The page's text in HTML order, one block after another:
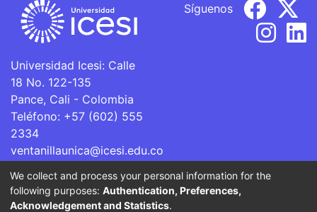
Universidad Icesi: Calle
18 No. 122-135
Pance, Cali - Colombia
Teléfono: +57 (602) 555
2334
ventanillaunica@icesi.edu.co
Síguenos
La Universidad Icesi es una Institución de Educación
Superior que se encuentra sujeta a inspección y vigilancia
We collect and process your personal information for the
following purposes: Authentication, Preferences,
Acknowledgement and Statistics.